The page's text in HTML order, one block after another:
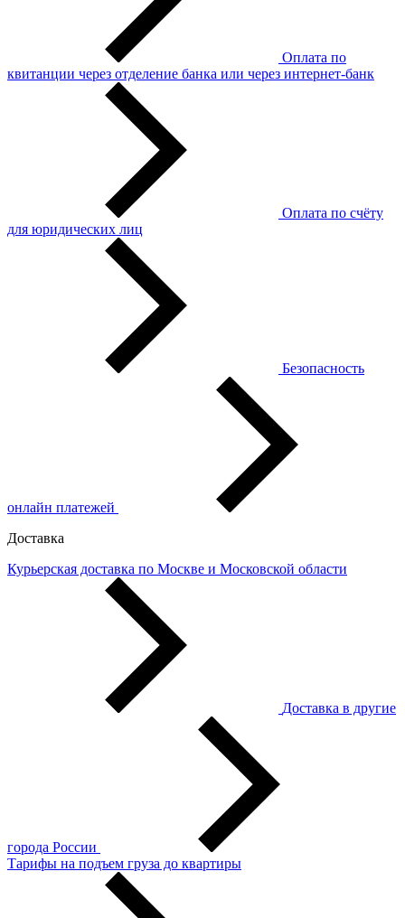
Оплата по
квитанции через отделение банка или через интернет-банк
Оплата по счёту
для юридических лиц
Безопасность
онлайн платежей
Доставка
Курьерская доставка по Москве и Московской области
Доставка в другие
города России
Тарифы на подъем груза до квартиры